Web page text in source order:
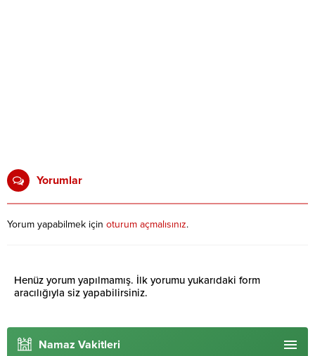
Yorumlar
Yorum yapabilmek için oturum açmalısınız.
Henüz yorum yapılmamış. İlk yorumu yukarıdaki form
aracılığıyla siz yapabilirsiniz.
Namaz Vakitleri